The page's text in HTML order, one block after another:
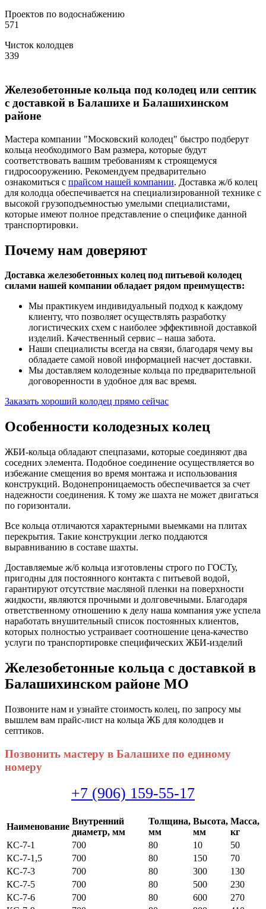
Проектов по водоснабжению
571
Чисток колодцев
339
Железобетонные кольца под колодец или септик
с доставкой в Балашихе и Балашихинском
районе
Мастера компании "Московский колодец" быстро подберут
кольца необходимого Вам размера, которые будут
соответствовать вашим требованиям к строящемуся
гидросооружению. Рекомендуем предварительно
ознакомиться с прайсом нашей компании. Доставка ж/б колец
для колодца обеспечивается на специализированной технике с
высокой грузоподъемностью умелыми специалистами,
которые имеют полное представление о специфике данной
транспортировки.
Почему нам доверяют
Доставка железобетонных колец под питьевой колодец
силами нашей компании обладает рядом преимуществ:
Мы практикуем индивидуальный подход к каждому
клиенту, что позволяет осуществлять разработку
логистических схем с наиболее эффективной доставкой
изделий. Качественный сервис – наша забота.
Наши специалисты всегда на связи, благодаря чему вы
обладаете самой новой информацией насчет доставки.
Мы доставляем колодезные кольца по предварительной
договоренности в удобное для вас время.
Заказать хороший колодец прямо сейчас
Особенности колодезных колец
ЖБИ-кольца обладают спецпазами, которые соединяют два
соседних элемента. Подобное соединение осуществляется во
избежание смещения во время монтажа и использования
конструкций. Водонепроницаемость обеспечивается за счет
надежности соединения. К тому же шахта не может двигаться
по горизонтали.
Все кольца отличаются характерными выемками на плитах
перекрытия. Такие конструкции легко поддаются
выравниванию в составе шахты.
Доставляемые ж/б кольца изготовлены строго по ГОСТу,
пригодны для постоянного контакта с питьевой водой,
гарантируют отсутствие масляной пленки на поверхности
жидкости, являются прочными и долговечными. Благодаря
ответственному отношению к делу наша компания уже успела
наработать внушительный список постоянных клиентов,
которых полностью устраивает соотношение цена-качество
услуги по транспортировке специфических ЖБИ-изделий
Железобетонные кольца с доставкой в
Балашихинском районе МО
Позвоните нам и узнайте стоимость колец, по запросу мы
вышлем вам прайс-лист на кольца ЖБ для колодцев и
септиков.
Позвонить мастеру в Балашихе по единому
номеру
+7 (906) 159-55-17
Наименование
Внутренний
диаметр, мм
Толщина,
мм
Высота,
мм
Масса,
кг
КС-7-1
700 80 10
50
КС-7-1,5
700 80 150
70
КС-7-3
700 80 300
130
КС-7-5
700 80 500
230
КС-7-6
700 80 600
270